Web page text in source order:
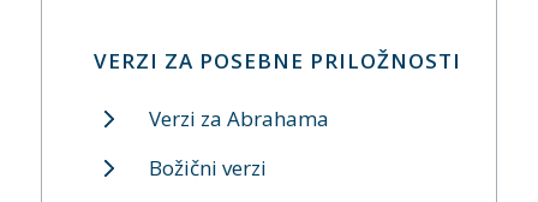
VERZI ZA POSEBNE PRILOŽNOSTI
Verzi za Abrahama
Božični verzi